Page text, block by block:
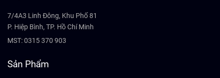
7/4A3 Linh Đông, Khu Phố 81
P. Hiệp Bình, TP. Hồ Chí Minh
MST: 0315 370 903
Sản Phẩm